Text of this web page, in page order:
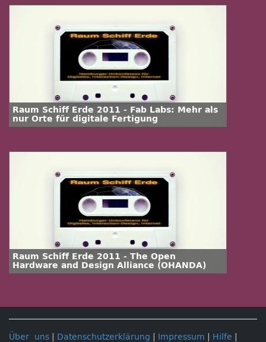
Raum Schiff Erde 2011 - Fab Labs: Mehr als
nur Orte für digitale Fertigung
Raum Schiff Erde 2011 - The Open
Hardware and Design Alliance (OHANDA)
Über uns Datenschutzerklärung Impressum Hilfe